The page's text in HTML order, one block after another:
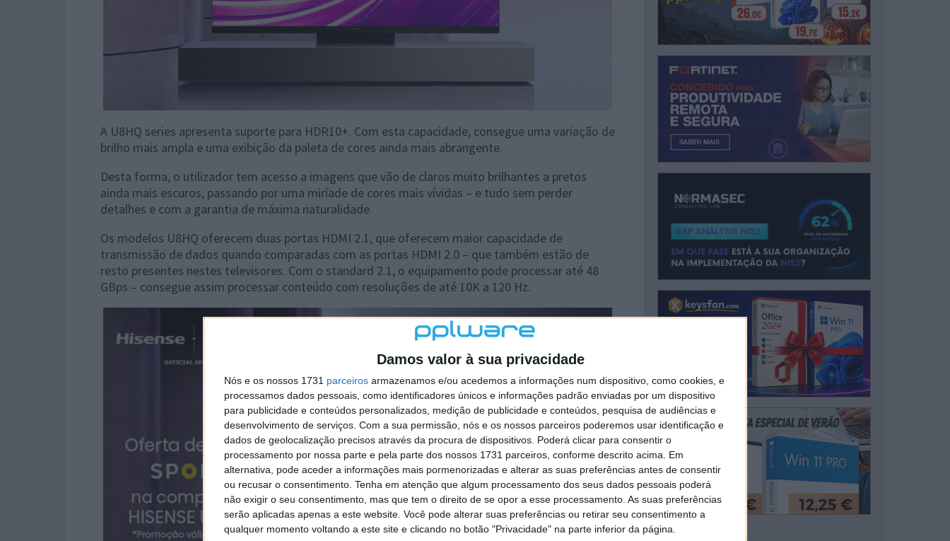
Damos valor à sua privacidade
Nós e os nossos 1731 parceiros armazenamos e/ou acedemos a informações num dispositivo, como cookies, e
processamos dados pessoais, como identificadores únicos e informações padrão enviadas por um dispositivo
para publicidade e conteúdos personalizados, medição de publicidade e conteúdos, pesquisa de audiências e
desenvolvimento de serviços. Com a sua permissão, nós e os nossos parceiros poderemos usar identificação e
dados de geolocalização precisos através da procura de dispositivos. Poderá clicar para consentir o
processamento por nossa parte e pela parte dos nossos 1731 parceiros, conforme descrito acima. Em
alternativa, pode aceder a informações mais pormenorizadas e alterar as suas preferências antes de consentir
ou recusar o consentimento. Tenha em atenção que algum processamento dos seus dados pessoais poderá
não exigir o seu consentimento, mas que tem o direito de se opor a esse processamento. As suas preferências
serão aplicadas apenas a este website. Você pode alterar suas preferências ou retirar seu consentimento a
qualquer momento voltando a este site e clicando no botão "Privacidade" na parte inferior da página.
A U8HQ series apresenta suporte para HDR10+. Com esta capacidade, consegue uma variação de
brilho mais ampla e uma exibição da paleta de cores ainda mais abrangente.
Desta forma, o utilizador tem acesso a imagens que vão de claros muito brilhantes a pretos
ainda mais escuros, passando por uma miríade de cores mais vívidas – e tudo sem perder
detalhes e com a garantia de máxima naturalidade.
Os modelos U8HQ oferecem duas portas HDMI 2.1, que oferecem maior capacidade de
transmissão de dados quando comparadas com as portas HDMI 2.0 – que também estão de
resto presentes nestes televisores. Com o standard 2.1, o equipamento pode processar até 48
GBps – consegue assim processar conteúdo com resoluções de até 10K a 120 Hz.